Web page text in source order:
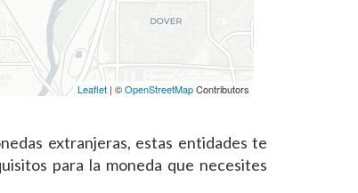
Leaflet | ©OpenStreetMapContributors
extranjeras, estas entidades te
para la moneda que necesites